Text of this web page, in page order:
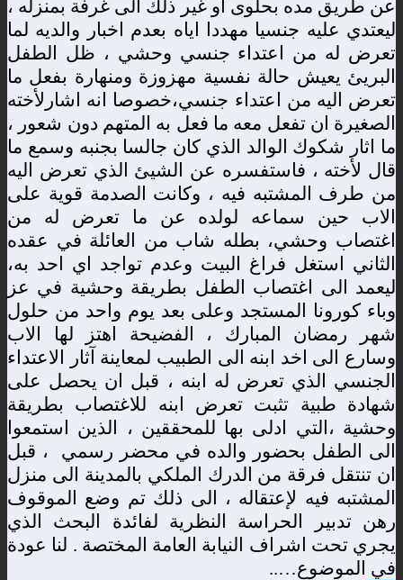
عن طريق مده بحلوى او غير ذلك الى غرفة بمنزله ،
ليعتدي عليه جنسيا مهددا اياه بعدم اخبار والديه لما
تعرض له من اعتداء جنسي وحشي ، ظل
الطفل
البريئ يعيش حالة نفسية مهزوزة ومنهارة بفعل ما
تعرض اليه من اعتداء جنسي،خصوصا انه
اشارلأخته
الصغيرة ان تفعل معه ما فعل به المتهم دون شعور ،
ما اثار شكوك الوالد الذي كان جالسا بجنبه وسمع ما
قال لأخته ، فاستفسره عن الشيئ الذي تعرض
اليه
من طرف المشتبه فيه ، وكانت الصدمة قوية على
الاب
حين سماعه لولده عن ما تعرض له
من
اغتصاب وحشي، بطله شاب من العائلة في عقده
الثاني
استغل فراغ البيت وعدم تواجد اي احد به،
ليعمد
الى اغتصاب الطفل بطريقة وحشية في عز
وباء كورونا المستجد وعلى بعد يوم واحد من حلول
شهر
رمضان المبارك ، الفضيحة اهتز لها
الاب
وسارع الى اخد ابنه الى الطبيب لمعاينة آثار
الاعتداء
الجنسي
الذي تعرض له ابنه ، قبل ان يحصل على
شهادة طبية تثبت تعرض ابنه للاغتصاب
بطريقة
وحشية ،التي ادلى بها للمحققين ، الذين
استمعوا
الى
الطفل بحضور والده في محضر رسمي ، قبل
ان تنتقل فرقة من الدرك الملكي بالمدينة الى منزل
المشتبه فيه لإعتقاله ، الى ذلك تم وضع
الموقوف
رهن تدبير الحراسة النظرية لفائدة البحث
الذي
يجري تحت اشراف النيابة العامة المختصة . لنا عودة
في الموضوع…..